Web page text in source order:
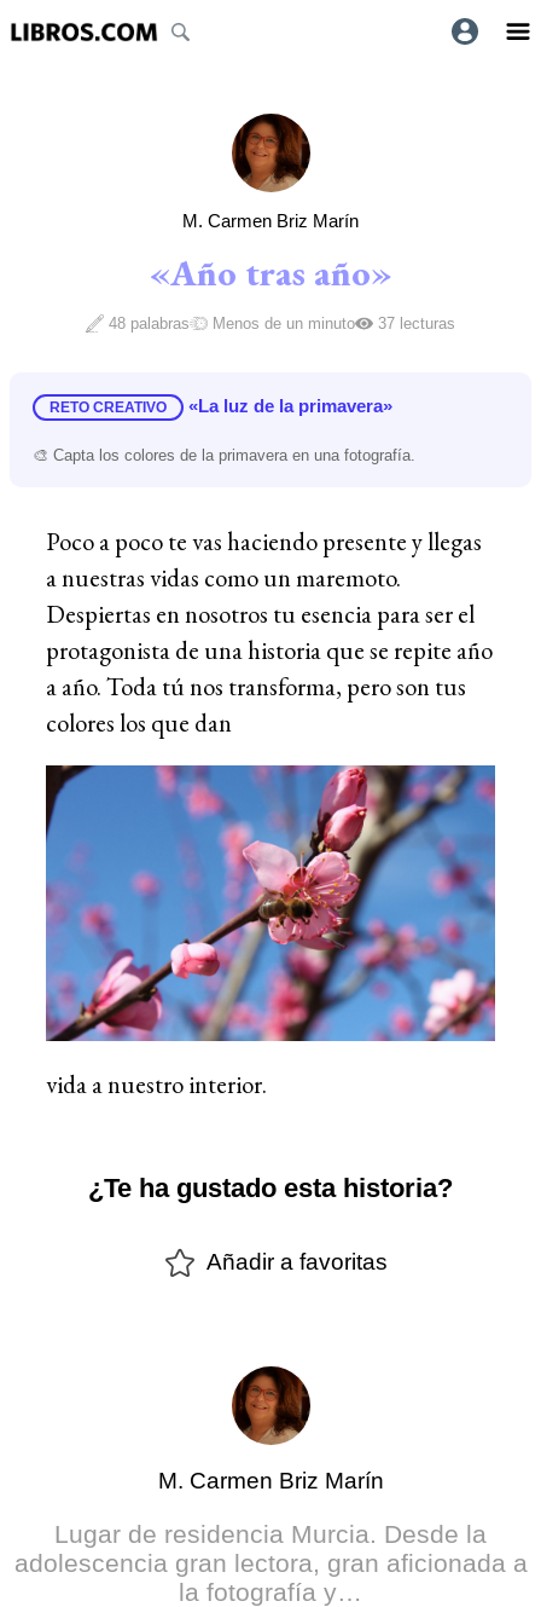
M. Carmen Briz Marín
«Año tras año»
48 palabras Menos de un minuto 37 lecturas
RETO CREATIVO «La luz de la primavera»
🎨 Capta los colores de la primavera en una fotografía.
Poco a poco te vas haciendo presente y llegas
a nuestras vidas como un maremoto.
Despiertas en nosotros tu esencia para ser el
protagonista de una historia que se repite año
a año. Toda tú nos transforma, pero son tus
colores los que dan
vida a nuestro interior.
¿Te ha gustado esta historia?
Añadir a favoritas
M. Carmen Briz Marín
Lugar de residencia Murcia. Desde la
adolescencia gran lectora, gran aficionada a
la fotografía y…